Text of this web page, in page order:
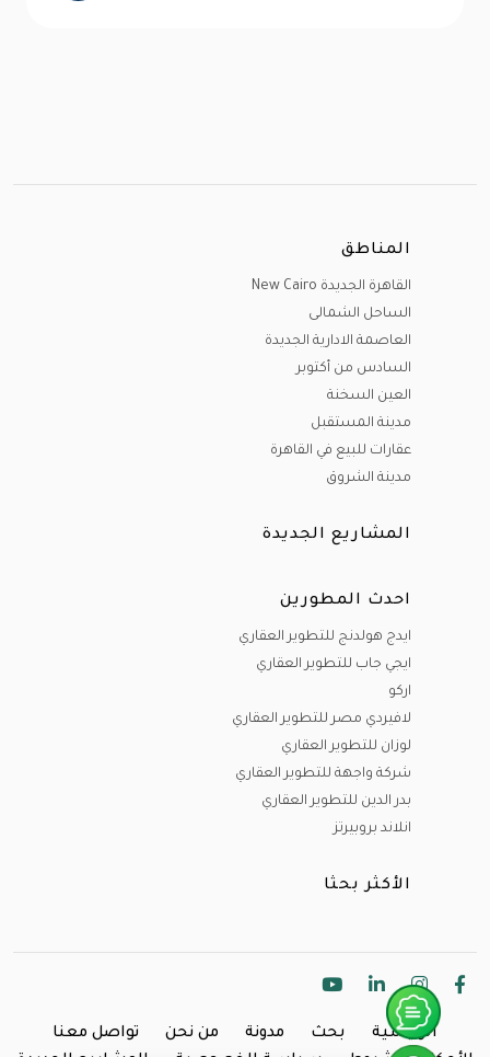
المناطق
القاهرة الجديدة New Cairo
الساحل الشمالى
العاصمة الادارية الجديدة
السادس من أكتوبر
العين السخنة
مدينة المستقبل
عقارات للبيع في القاهرة
مدينة الشروق
المشاريع الجديدة
احدث المطورين
ايدج هولدنج للتطوير العقاري
ايجي جاب للتطوير العقاري
اركو
لافيردي مصر للتطوير العقاري
لوزان للتطوير العقاري
شركة واجهة للتطوير العقاري
بدر الدين للتطوير العقاري
انلاند بروبيرتز
الأكثر بحثا
الرئيسية بحث مدونة من نحن
تواصل معنا